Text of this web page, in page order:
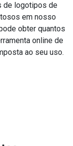
de logotipos de
em nosso
obter quantos
online de
ao seu uso.